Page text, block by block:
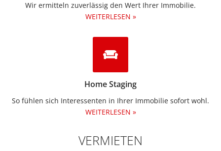
Wir ermitteln zuverlässig den Wert Ihrer Immobilie.
WEITERLESEN »
Home Staging
So fühlen sich Interessenten in Ihrer Immobilie sofort wohl.
WEITERLESEN »
VERMIETEN